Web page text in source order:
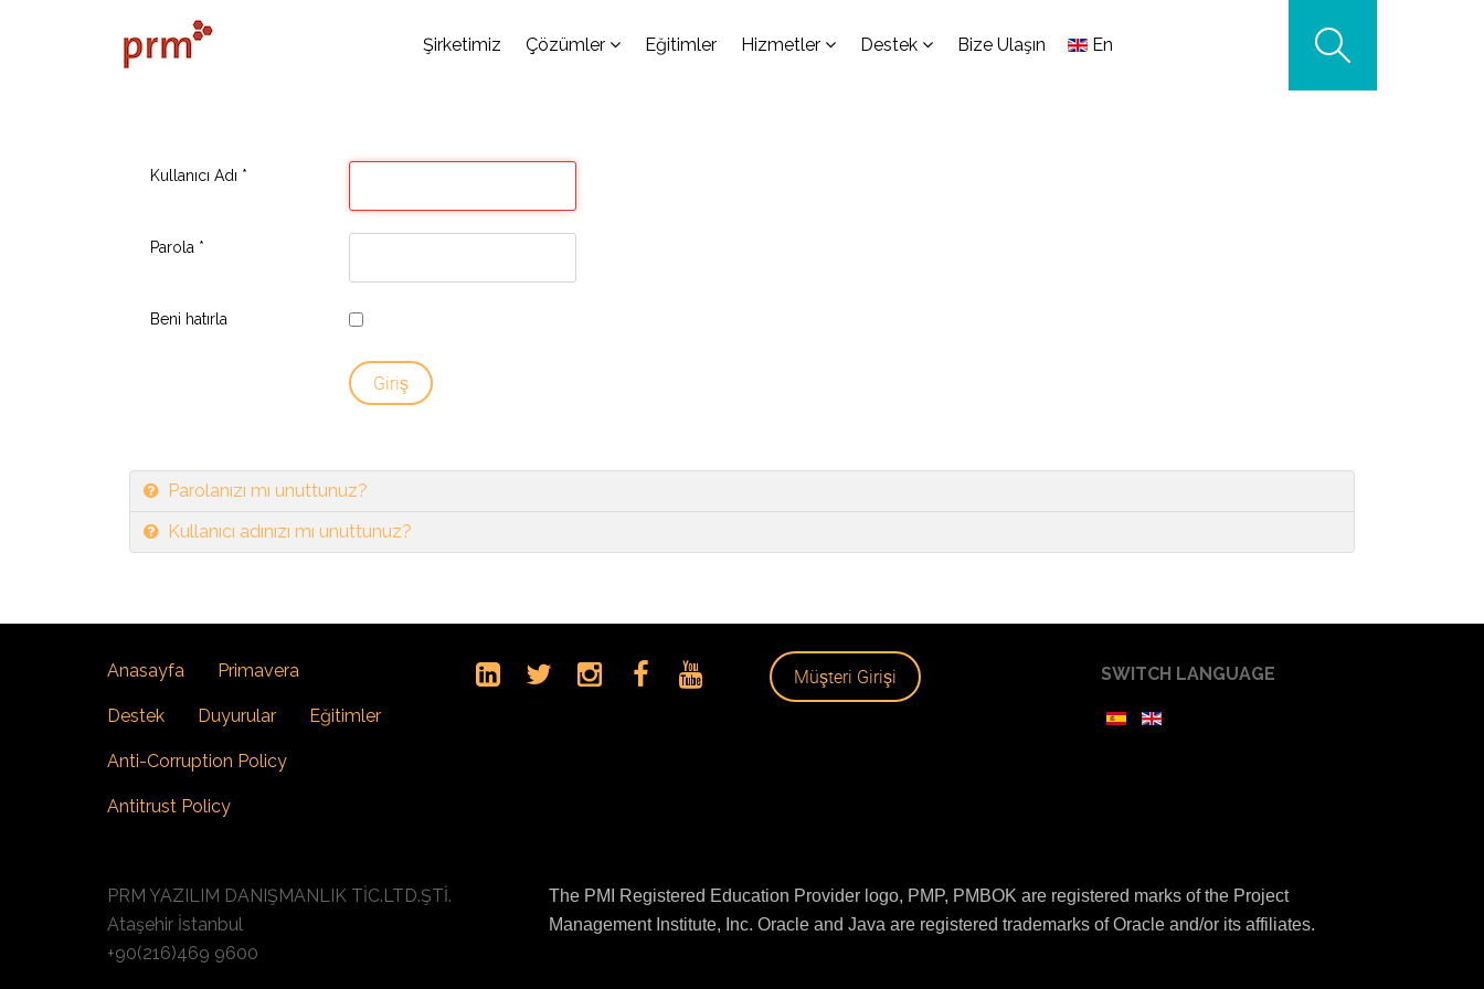
Şirketimiz Çözümler Eğitimler Hizmetler Destek Bize Ulaşın En
Kullanıcı Adı *
Parola *
Beni hatırla
Giriş
Parolanızı mı unuttunuz?
Kullanıcı adınızı mı unuttunuz?
Anasayfa Primavera
Destek Duyurular Eğitimler
Anti-Corruption Policy
Antitrust Policy
Müşteri Girişi SWITCH LANGUAGE
PRM YAZILIM DANIŞMANLIK TİC.LTD.ŞTİ.
Ataşehir İstanbul
+90(216)469 9600
The PMI Registered Education Provider logo, PMP, PMBOK are registered marks of the Project
Management Institute, Inc. Oracle and Java are registered trademarks of Oracle and/or its affiliates.